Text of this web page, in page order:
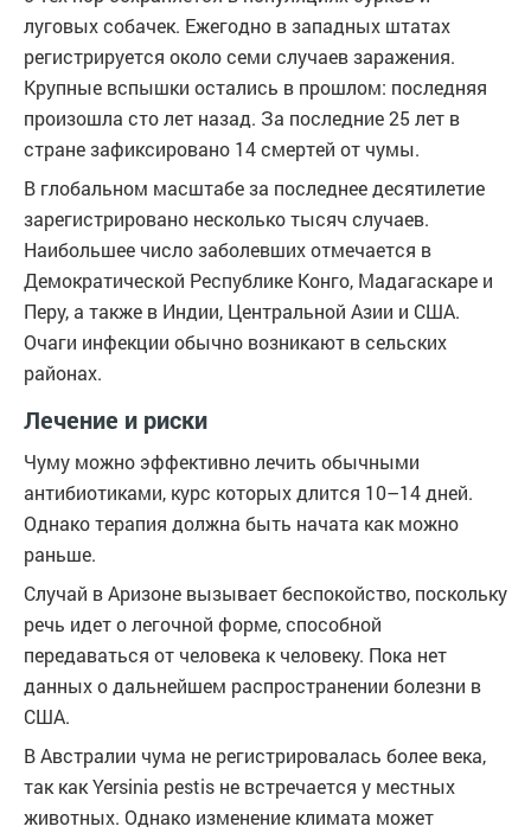
луговых собачек. Ежегодно в западных штатах
регистрируется около семи случаев заражения.
Крупные вспышки остались в прошлом: последняя
произошла сто лет назад. За последние 25 лет в
стране зафиксировано 14 смертей от чумы.
В глобальном масштабе за последнее десятилетие
зарегистрировано несколько тысяч случаев.
Наибольшее число заболевших отмечается в
Демократической Республике Конго, Мадагаскаре и
Перу, а также в Индии, Центральной Азии и США.
Очаги инфекции обычно возникают в сельских
районах.
Лечение и риски
Чуму можно эффективно лечить обычными
антибиотиками, курс которых длится 10–14 дней.
Однако терапия должна быть начата как можно
раньше.
Случай в Аризоне вызывает беспокойство, поскольку
речь идет о легочной форме, способной
передаваться от человека к человеку. Пока нет
данных о дальнейшем распространении болезни в
США.
В Австралии чума не регистрировалась более века,
так как Yersinia pestis не встречается у местных
животных. Однако изменение климата может